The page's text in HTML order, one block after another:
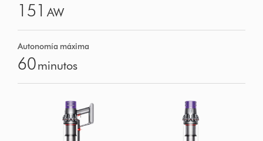
151 AW
Autonomía máxima
60minutos